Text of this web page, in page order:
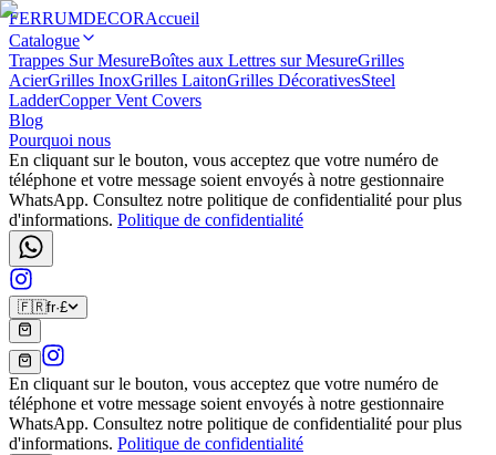
FERRUMDECORAccueil
Catalogue
Trappes Sur MesureBoîtes aux Lettres sur MesureGrilles
AcierGrilles InoxGrilles LaitonGrilles DécorativesSteel
LadderCopper Vent Covers
Blog
Pourquoi nous
En cliquant sur le bouton, vous acceptez que votre numéro de
téléphone et votre message soient envoyés à notre gestionnaire
WhatsApp. Consultez notre politique de confidentialité pour plus
d'informations. Politique de confidentialité
🇫🇷fr·£
En cliquant sur le bouton, vous acceptez que votre numéro de
téléphone et votre message soient envoyés à notre gestionnaire
WhatsApp. Consultez notre politique de confidentialité pour plus
d'informations. Politique de confidentialité